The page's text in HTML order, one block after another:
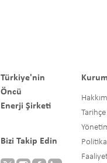
Türkiye'nin
Öncü
Enerji Şirketi
Bizi Takip Edin
Tarihçe